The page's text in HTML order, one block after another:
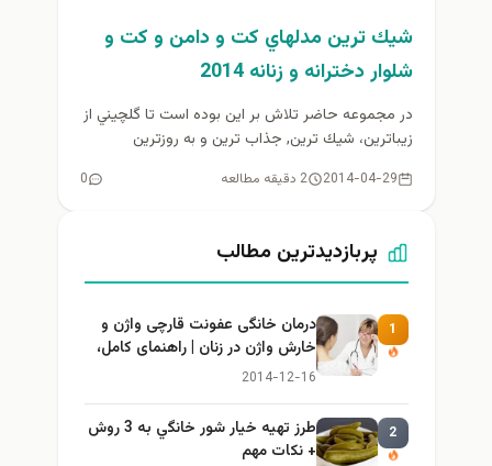
شيك ترين مدلهاي كت و دامن و كت و
شلوار دخترانه و زنانه 2014
در مجموعه حاضر تلاش بر اين بوده است تا گلچيني از
زيباترين، شيك ترين, جذاب ترين و به روزترين
2014-04-29 2 دقیقه مطالعه 0
پربازدیدترین مطالب
1
درمان خانگی عفونت قارچی واژن و
خارش واژن در زنان | راهنمای کامل،
ایمن و کاربردی
2014-12-16
2
طرز تهيه خیار شور خانگي به 3 روش
+ نكات مهم